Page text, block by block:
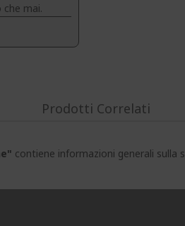
mai.
contiene informazioni generali sulla
Prodotti Correlati